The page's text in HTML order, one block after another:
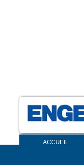
ACCUEIL